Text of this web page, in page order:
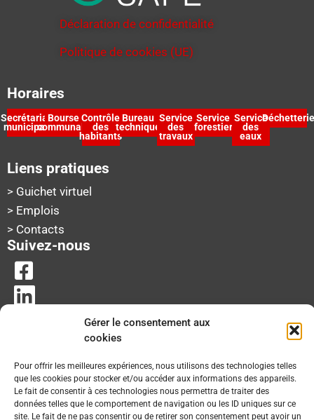
Gérer le consentement aux
cookies
Pour offrir les meilleures expériences, nous utilisons des technologies telles
que les cookies pour stocker et/ou accéder aux informations des appareils.
Le fait de consentir à ces technologies nous permettra de traiter des
données telles que le comportement de navigation ou les ID uniques sur ce
site. Le fait de ne pas consentir ou de retirer son consentement peut avoir un
Déclaration de confidentialité
Politique de cookies (UE)
Horaires
Secrétariat
municipal
Bourse
communale
Contrôle
des
habitants
Bureau
technique
Service
des
travaux
Service
forestier
Service
des
eaux
Déchetterie
Liens pratiques
> Guichet virtuel
> Emplois
> Contacts
Suivez-nous